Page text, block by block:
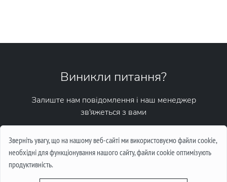
Зверніть увагу, що на нашому веб-сайті ми використовуємо файли cookie,
необхідні для функціонування нашого сайту, файли cookie оптимізують
продуктивність.
Виникли питання?
Залиште нам повідомлення і наш менеджер
зв'яжеться з вами
Написати повідомлення